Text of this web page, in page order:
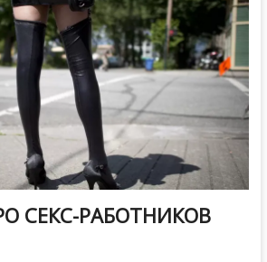
СЕКС-РАБОТНИКОВ